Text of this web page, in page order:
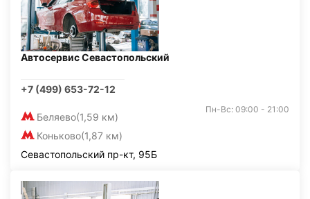
Автосервис Севастопольский
+7 (499) 653-72-12
Беляево(1,59 км)
Коньково(1,87 км)
Пн-Вс: 09:00 - 21:00
Севастопольский пр-кт, 95Б